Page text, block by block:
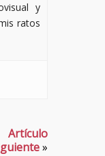
y
ratos
Artículo
»